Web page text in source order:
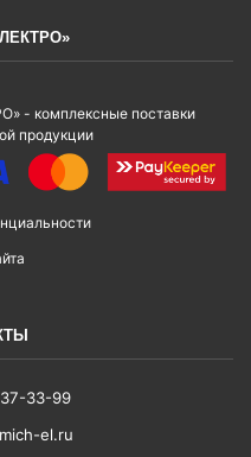
- комплексные поставки
продукции
33-99
el.ru